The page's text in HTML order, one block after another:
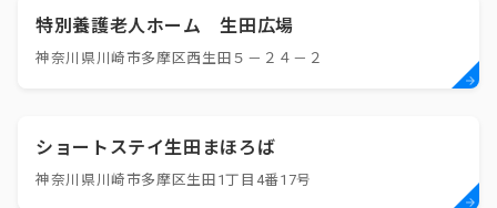
特別養護老人ホーム 生田広場
神奈川県川崎市多摩区西生田５－２４－２
ショートステイ生田まほろば
神奈川県川崎市多摩区生田1丁目4番17号